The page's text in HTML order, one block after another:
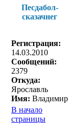
Песдабол-
сказачнег
Регистрация:
14.03.2010
Сообщений:
2379
Откуда:
Ярославль
Имя: Владимир
В начало
страницы